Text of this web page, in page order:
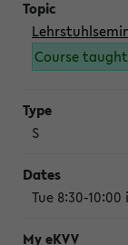
Course
S
Tue 8:30-10:00